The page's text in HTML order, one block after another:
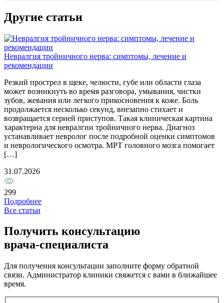
Другие статьи
Невралгия тройничного нерва: симптомы, лечение и
рекомендации
Резкий прострел в щеке, челюсти, губе или области глаза
может возникнуть во время разговора, умывания, чистки
зубов, жевания или легкого прикосновения к коже. Боль
продолжается несколько секунд, внезапно стихает и
возвращается серией приступов. Такая клиническая картина
характерна для невралгии тройничного нерва. Диагноз
устанавливает невролог после подробной оценки симптомов
и неврологического осмотра. МРТ головного мозга помогает
[…]
31.07.2026
299
Подробнее
Все статьи
Получить консультацию
врача-специалиста
Для получения консультации заполните форму обратной
связи. Администратор клиники свяжется с вами в ближайшее
время.